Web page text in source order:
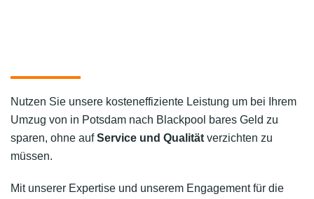
Nutzen Sie unsere kosteneffiziente Leistung um bei Ihrem
Umzug von in Potsdam nach Blackpool bares Geld zu
sparen, ohne aufService und Qualität verzichten zu
müssen.
Mit unserer Expertise und unserem Engagement für die